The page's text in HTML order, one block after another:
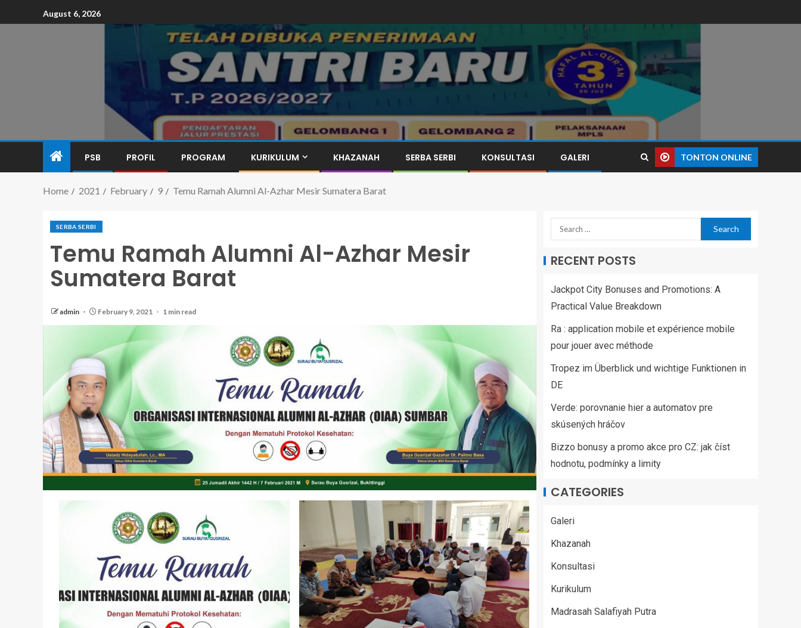
August 6, 2026
PSB PROFIL PROGRAM KURIKULUM KHAZANAH SERBA SERBI KONSULTASI GALERI TONTON ONLINE
Home 2021 February 9 Temu Ramah Alumni Al-Azhar Mesir Sumatera Barat
SERBA SERBI
Temu Ramah Alumni Al-Azhar Mesir
Sumatera Barat
admin February 9, 2021 1 min read
RECENT POSTS
Jackpot City Bonuses and Promotions: A
Practical Value Breakdown
Ra : application mobile et expérience mobile
pour jouer avec méthode
Tropez im Überblick und wichtige Funktionen in
DE
Verde: porovnanie hier a automatov pre
skúsených hráčov
Bizzo bonusy a promo akce pro CZ: jak číst
hodnotu, podmínky a limity
CATEGORIES
Galeri
Khazanah
Konsultasi
Kurikulum
Madrasah Salafiyah Putra